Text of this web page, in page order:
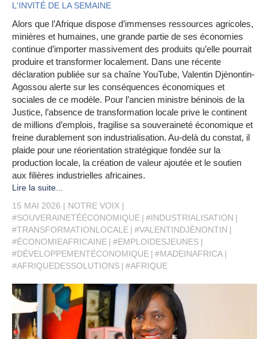
L'INVITÉ DE LA SEMAINE
Alors que l’Afrique dispose d’immenses ressources agricoles,
minières et humaines, une grande partie de ses économies
continue d’importer massivement des produits qu’elle pourrait
produire et transformer localement. Dans une récente
déclaration publiée sur sa chaîne YouTube, Valentin Djènontin-
Agossou alerte sur les conséquences économiques et
sociales de ce modèle. Pour l’ancien ministre béninois de la
Justice, l’absence de transformation locale prive le continent
de millions d’emplois, fragilise sa souveraineté économique et
freine durablement son industrialisation. Au-delà du constat, il
plaide pour une réorientation stratégique fondée sur la
production locale, la création de valeur ajoutée et le soutien
aux filières industrielles africaines.
Lire la suite...
15 MAI 2026
NOTRE VOIX
#SOUVERAINETÉÉCONOMIQUE
#INDUSTRIALISATION
#TRANSFORMATIONLOCALE
#VALENTINDJÈNONTIN
#ÉCONOMIEAFRICAINE
#EMPLOIDESJEUNES
#DÉVELOPPEMENTÉCONOMIQUE
#MADEINAFRICA
#AFRIQUEDESSOLUTIONS
#AFRIQUE